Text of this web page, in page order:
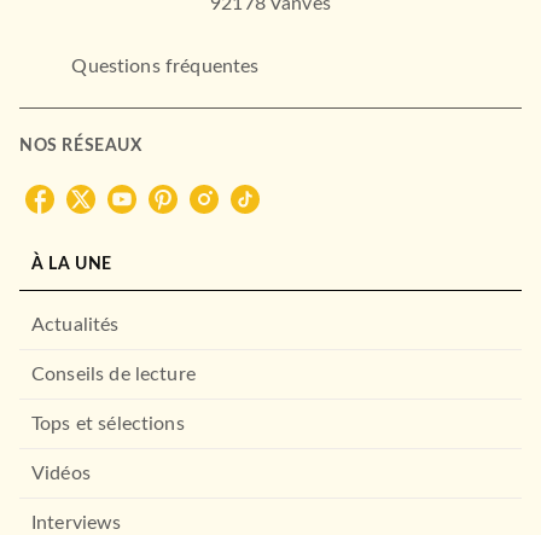
Questions fréquentes
NOS RÉSEAUX
À LA UNE
Actualités
Conseils de lecture
Tops et sélections
Vidéos
Interviews